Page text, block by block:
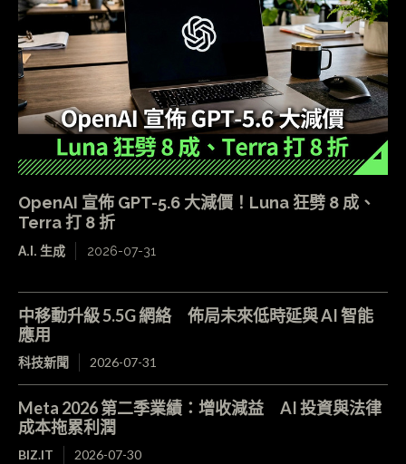
OpenAI 宣佈 GPT-5.6 大減價！Luna 狂劈 8 成、
Terra 打 8 折
A.I. 生成 2026-07-31
中移動升級 5.5G 網絡 佈局未來低時延與 AI 智能
應用
科技新聞 2026-07-31
Meta 2026 第二季業績：增收減益 AI 投資與法律
成本拖累利潤
BIZ.IT 2026-07-30